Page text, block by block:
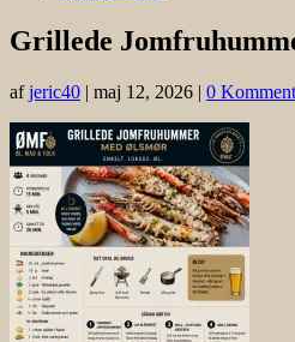
Grillede
afjeric40 | maj 12, 2026 | 0